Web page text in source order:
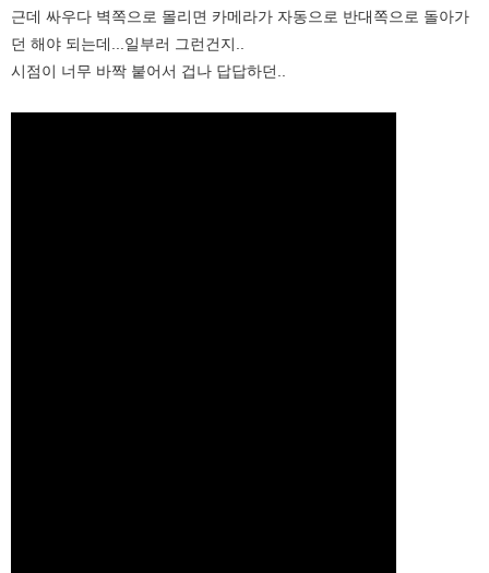
근데 싸우다 벽쪽으로 몰리면 카메라가 자동으로 반대쪽으로 돌아가
던 해야 되는데...일부러 그런건지..
시점이 너무 바짝 붙어서 겁나 답답하던..